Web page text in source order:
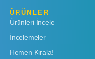
ÜRÜNLER
Ürünleri İncele
İncelemeler
Hemen Kirala!